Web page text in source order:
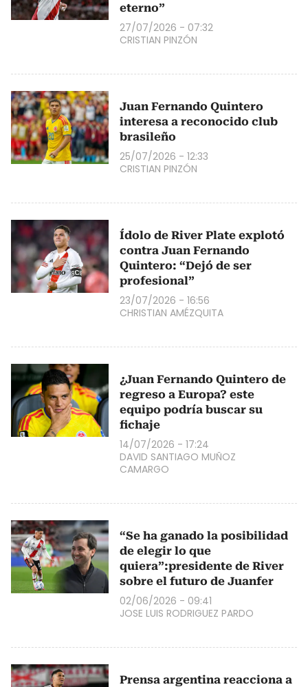
eterno”
27/07/2026 - 07:32
CRISTIAN PINZÓN
Juan Fernando Quintero
interesa a reconocido club
brasileño
25/07/2026 - 12:33
CRISTIAN PINZÓN
Ídolo de River Plate explotó
contra Juan Fernando
Quintero: “Dejó de ser
profesional”
23/07/2026 - 16:56
CHRISTIAN AMÉZQUITA
¿Juan Fernando Quintero de
regreso a Europa? este
equipo podría buscar su
fichaje
14/07/2026 - 17:24
DAVID SANTIAGO MUÑOZ
CAMARGO
“Se ha ganado la posibilidad
de elegir lo que
quiera”:presidente de River
sobre el futuro de Juanfer
02/06/2026 - 09:41
JOSE LUIS RODRIGUEZ PARDO
Prensa argentina reacciona a